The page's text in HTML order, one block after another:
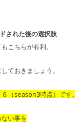
された後の選択肢
こちらが有利。
ておきましょう。
（season3時点）です。
い事を